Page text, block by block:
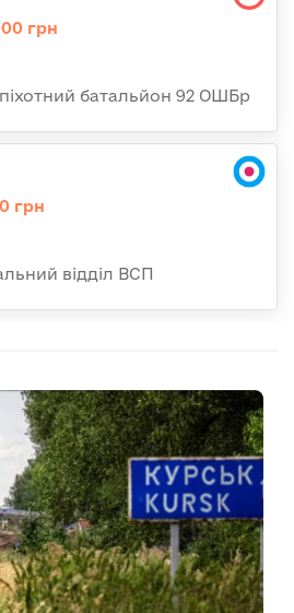
грн
батальйон 92 ОШБр
грн
відділ ВСП